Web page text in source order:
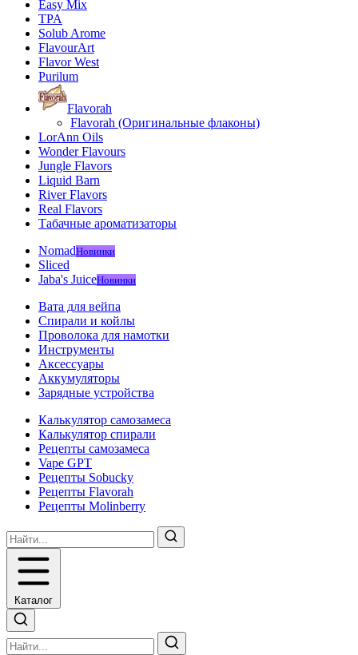
Easy Mix
TPA
Solub Arome
FlavourArt
Flavor West
Purilum
Flavorah
Flavorah (Оригинальные флаконы)
LorAnn Oils
Wonder Flavours
Jungle Flavors
Liquid Barn
River Flavors
Real Flavors
Табачные ароматизаторы
NomadНовинки
Sliced
Jaba's JuiceНовинки
Вата для вейпа
Спирали и койлы
Проволока для намотки
Инструменты
Аксесcуары
Аккумуляторы
Зарядные устройства
Калькулятор самозамеса
Калькулятор спирали
Рецепты самозамеса
Vape GPT
Рецепты Sobucky
Рецепты Flavorah
Рецепты Molinberry
Каталог